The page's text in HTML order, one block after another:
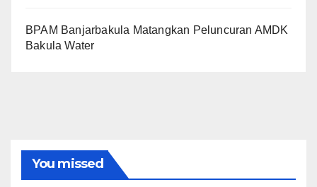
BPAM Banjarbakula Matangkan Peluncuran AMDK
Bakula Water
You missed